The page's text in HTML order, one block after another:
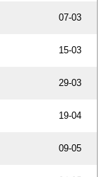
07-03
15-03
29-03
19-04
09-05